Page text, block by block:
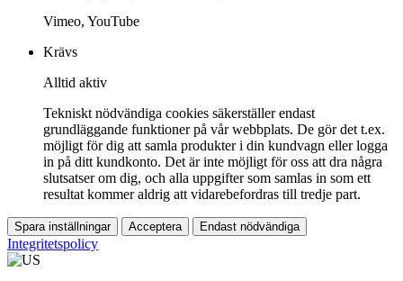
Vimeo, YouTube
Krävs
Alltid aktiv
Tekniskt nödvändiga cookies säkerställer endast
grundläggande funktioner på vår webbplats. De gör det t.ex.
möjligt för dig att samla produkter i din kundvagn eller logga
in på ditt kundkonto. Det är inte möjligt för oss att dra några
slutsatser om dig, och alla uppgifter som samlas in som ett
resultat kommer aldrig att vidarebefordras till tredje part.
Spara inställningar Acceptera Endast nödvändiga
Integritetspolicy